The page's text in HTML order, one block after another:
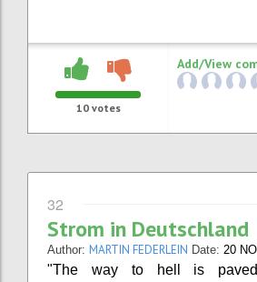
10votes
Add/View
32
Strom in Deutschland
Author: MARTIN FEDERLEIN Date: 20
"The way to hell is